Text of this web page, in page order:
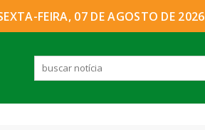
FEIRA, 07 DE AGOSTO DE 2026